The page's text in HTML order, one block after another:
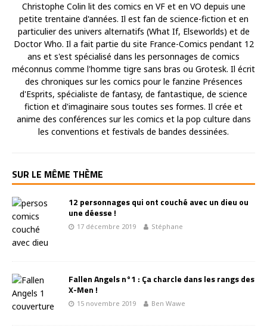
Christophe Colin lit des comics en VF et en VO depuis une
petite trentaine d'années. Il est fan de science-fiction et en
particulier des univers alternatifs (What If, Elseworlds) et de
Doctor Who. Il a fait partie du site France-Comics pendant 12
ans et s'est spécialisé dans les personnages de comics
méconnus comme l'homme tigre sans bras ou Grotesk. Il écrit
des chroniques sur les comics pour le fanzine Présences
d'Esprits, spécialiste de fantasy, de fantastique, de science
fiction et d'imaginaire sous toutes ses formes. Il crée et
anime des conférences sur les comics et la pop culture dans
les conventions et festivals de bandes dessinées.
SUR LE MÊME THÈME
12 personnages qui ont couché avec un dieu ou
une déesse !
17 décembre 2019 Stéphane
Fallen Angels n°1 : Ça charcle dans les rangs des
X-Men !
15 novembre 2019 Ben Wawe